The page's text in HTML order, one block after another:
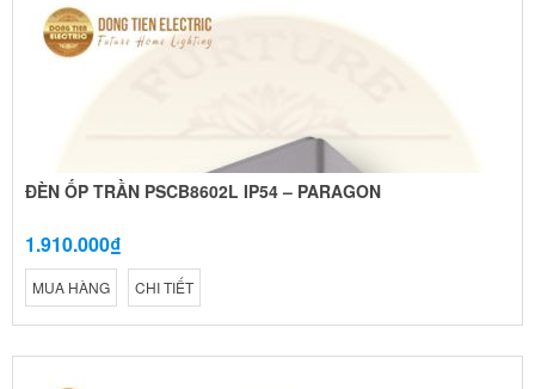
ĐÈN ỐP TRẦN PSCB8602L IP54 – PARAGON
1.910.000₫
MUA HÀNG CHI TIẾT